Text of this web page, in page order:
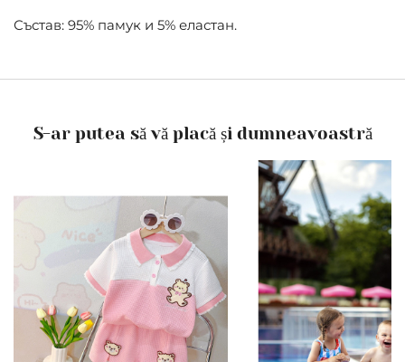
Състав: 95% памук и 5% еластан.
S-ar putea să vă placă și dumneavoastră